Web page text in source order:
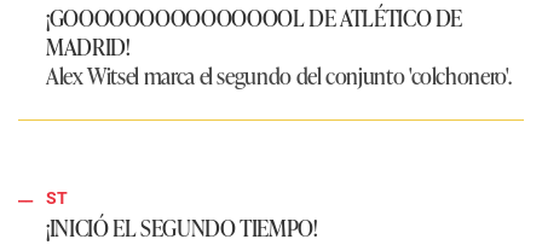
¡GOOOOOOOOOOOOOOOL DE ATLÉTICO DE
MADRID!
Alex Witsel marca el segundo del conjunto 'colchonero'.
ST
¡INICIÓ EL SEGUNDO TIEMPO!